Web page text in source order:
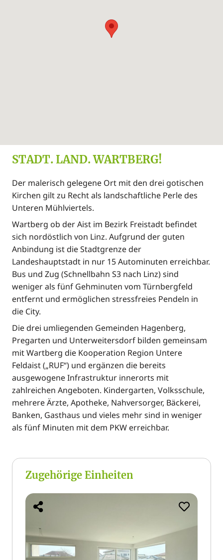
STADT. LAND. WARTBERG!
Der malerisch gelegene Ort mit den drei gotischen
Kirchen gilt zu Recht als landschaftliche Perle des
Unteren Mühlviertels.
Wartberg ob der Aist im Bezirk Freistadt befindet
sich nordöstlich von Linz. Aufgrund der guten
Anbindung ist die Stadtgrenze der
Landeshauptstadt in nur 15 Autominuten erreichbar.
Bus und Zug (Schnellbahn S3 nach Linz) sind
weniger als fünf Gehminuten vom Türnbergfeld
entfernt und ermöglichen stressfreies Pendeln in
die City.
Die drei umliegenden Gemeinden Hagenberg,
Pregarten und Unterweitersdorf bilden gemeinsam
mit Wartberg die Kooperation Region Untere
Feldaist („RUF“) und ergänzen die bereits
ausgewogene Infrastruktur innerorts mit
zahlreichen Angeboten. Kindergarten, Volksschule,
mehrere Ärzte, Apotheke, Nahversorger, Bäckerei,
Banken, Gasthaus und vieles mehr sind in weniger
als fünf Minuten mit dem PKW erreichbar.
Zugehörige Einheiten